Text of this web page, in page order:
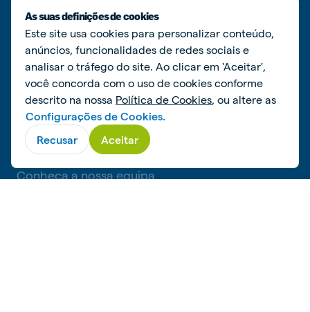
Desafios Globais
Responsible Feeding
CONTACTE-NOS
Informação de contacto
Media
Conheça a nossa equipa
As suas definições de cookies
Este site usa cookies para personalizar conteúdo,
anúncios, funcionalidades de redes sociais e
analisar o tráfego do site. Ao clicar em 'Aceitar',
você concorda com o uso de cookies conforme
descrito na nossa Política de Cookies, ou altere as
Configurações de Cookies.
Recusar
Aceitar